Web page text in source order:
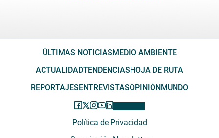
ÚLTIMAS NOTICIASMEDIO AMBIENTE
ACTUALIDADTENDENCIASHOJA DE RUTA
REPORTAJESENTREVISTASOPINIÓNMUNDO
Política de Privacidad